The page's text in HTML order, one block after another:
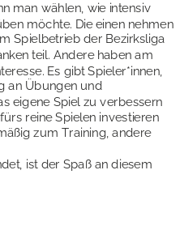
man wählen, wie intensiv
möchte. Die einen nehmen
Spielbetrieb der Bezirksliga
teil. Andere haben am
Es gibt Spieler*innen,
an Übungen und
eigene Spiel zu verbessern
reine Spielen investieren
zum Training, andere
ist der Spaß an diesem